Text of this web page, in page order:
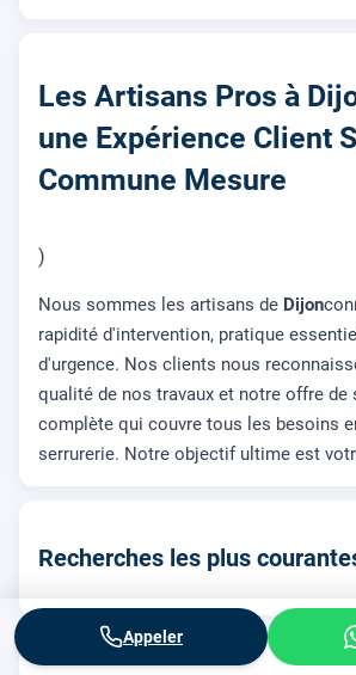
Les Artisans Pros à
une Expérience Client
Commune Mesure
)
Nous sommes les artisans de Dijon
rapidité d'intervention, pratique
d'urgence. Nos clients nous
qualité de nos travaux et notre offre de
complète qui couvre tous les besoins
serrurerie. Notre objectif ultime est
Recherches les plus
Appeler